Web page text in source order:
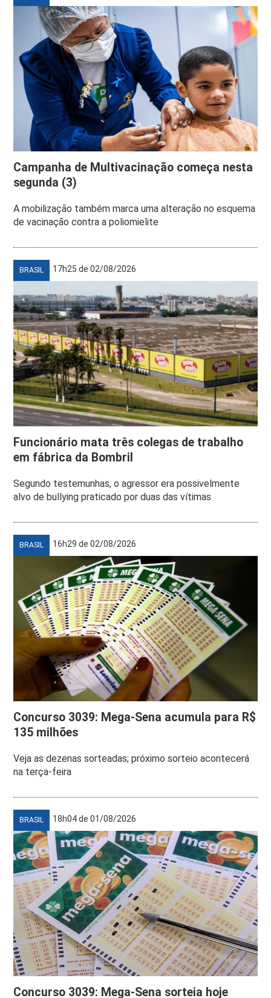
Campanha de Multivacinação começa nesta
segunda (3)
A mobilização também marca uma alteração no esquema
de vacinação contra a poliomielite
BRASIL 17h25 de 02/08/2026
Funcionário mata três colegas de trabalho
em fábrica da Bombril
Segundo testemunhas, o agressor era possivelmente
alvo de bullying praticado por duas das vítimas
BRASIL 16h29 de 02/08/2026
Concurso 3039: Mega-Sena acumula para R$
135 milhões
Veja as dezenas sorteadas; próximo sorteio acontecerá
na terça-feira
BRASIL 18h04 de 01/08/2026
Concurso 3039: Mega-Sena sorteia hoje